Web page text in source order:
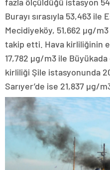
Burayı sırasıyla 53,463 ile
Mecidiyeköy, 51,662 µg/
takip etti. Hava kirliliğinin
17,782 µg/m3 ile
kirliliği Şile istasyonunda
Sarıyer’de ise 21,837 µg/